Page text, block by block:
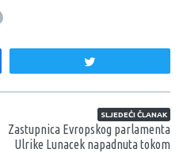
SLJEDEĆI ČLANAK
Zastupnica Evropskog parlamenta
Ulrike Lunacek napadnuta tokom